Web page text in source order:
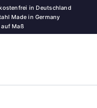
in Deutschland
Made in Germany
Maß